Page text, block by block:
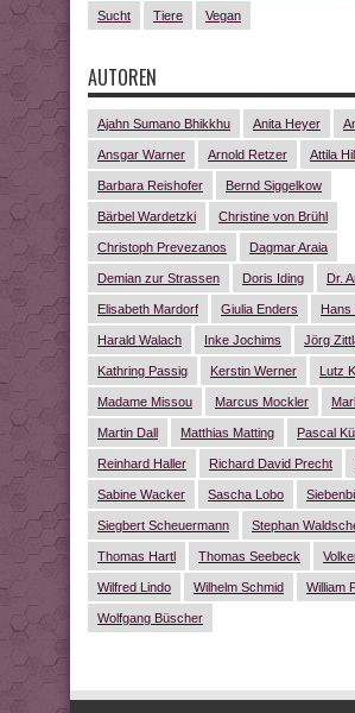
Sucht Tiere Vegan
AUTOREN
Ajahn Sumano Bhikkhu Anita Heyer
Ansgar Warner Arnold Retzer Attila
Barbara Reishofer Bernd Siggelkow
Bärbel Wardetzki Christine von Brühl
Christoph Prevezanos Dagmar Araia
Demian zur Strassen Doris Iding Dr.
Elisabeth Mardorf Giulia Enders
Harald Walach Inke Jochims Jörg
Kathring Passig Kerstin Werner Lutz
Madame Missou Marcus Mockler
Martin Dall Matthias Matting Pascal
Reinhard Haller Richard David Precht
Sabine Wacker Sascha Lobo
Siegbert Scheuermann Stephan
Thomas Hartl Thomas Seebeck
Wilfred Lindo Wilhelm Schmid William
Wolfgang Büscher